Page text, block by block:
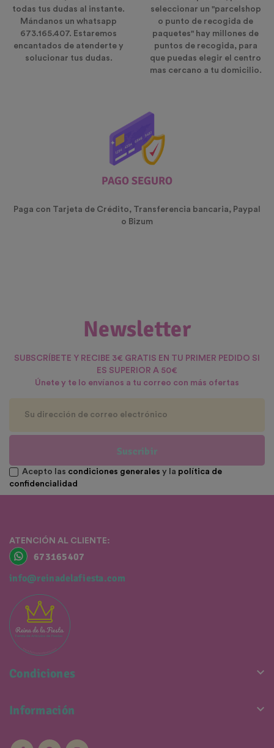
todas tus dudas al instante.
Mándanos un whatsapp
673.165.407. Estaremos
encantados de atenderte y
solucionar tus dudas.
seleccionar un "parcelshop
o punto de recogida de
paquetes" hay millones de
puntos de recogida, para
que puedas elegir el centro
mas cercano a tu domicilio.
PAGO SEGURO
Paga con Tarjeta de Crédito, Transferencia bancaria, Paypal
o Bizum
Newsletter
SUBSCRÍBETE Y RECIBE 3€ GRATIS EN TU PRIMER PEDIDO SI
ES SUPERIOR A 50€
Únete y te lo envíanos a tu correo con más ofertas
Suscribir
Acepto las condiciones generales y la política de
confidencialidad
ATENCIÓN AL CLIENTE:
673165407
info@reinadelafiesta.com
Condiciones 
Información 